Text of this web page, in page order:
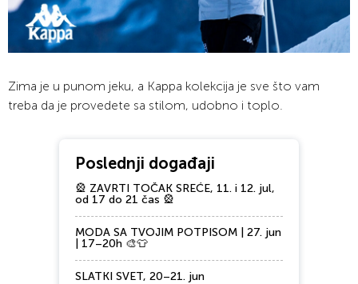
Zima je u punom jeku, a Kappa kolekcija je sve što vam
treba da je provedete sa stilom, udobno i toplo.
Poslednji događaji
🎡 ZAVRTI TOČAK SREĆE, 11. i 12. jul,
od 17 do 21 čas 🎡
MODA SA TVOJIM POTPISOM | 27. jun
| 17–20h 🎨👕
SLATKI SVET, 20–21. jun